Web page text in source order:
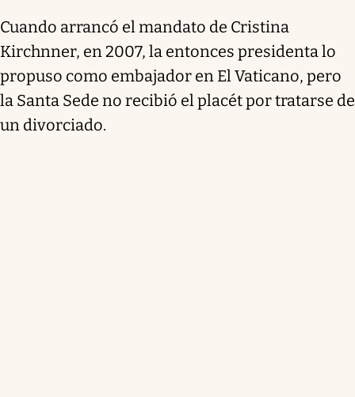
Cuando arrancó el mandato de Cristina
Kirchnner, en 2007, la entonces presidenta lo
propuso como embajador en El Vaticano, pero
la Santa Sede no recibió el placét por tratarse de
un divorciado.